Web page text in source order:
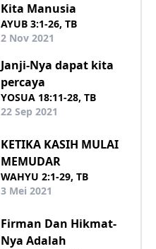
Kita Manusia
AYUB 3:1-26, TB
2 Nov 2021
Janji-Nya dapat kita
percaya
YOSUA 18:11-28, TB
22 Sep 2021
KETIKA KASIH MULAI
MEMUDAR
WAHYU 2:1-29, TB
3 Mei 2021
Firman Dan Hikmat-
Nya Adalah